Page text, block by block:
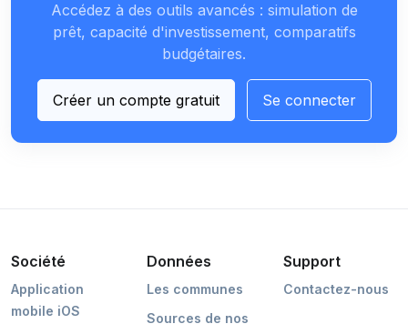
Accédez à des outils avancés : simulation de
prêt, capacité d'investissement, comparatifs
budgétaires.
Créer un compte gratuit Se connecter
Société
Application
mobile iOS
Données
Les communes
Sources de nos
Support
Contactez-nous